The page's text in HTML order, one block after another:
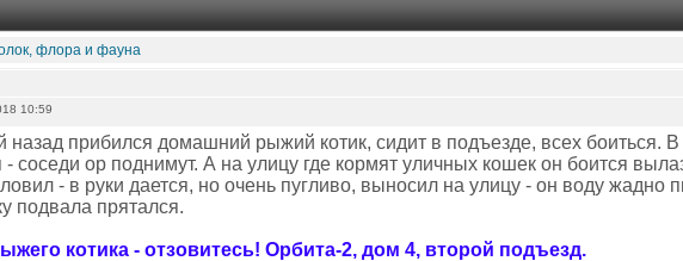
флора и фауна
10:59
назад прибился домашний рыжий котик, сидит в подъезде, всех боиться.
- соседи ор поднимут. А на улицу где кормят уличных кошек он боится
- в руки дается, но очень пугливо, выносил на улицу - он воду жадно
подвала прятался.
котика - отзовитесь! Орбита-2, дом 4, второй подъезд.